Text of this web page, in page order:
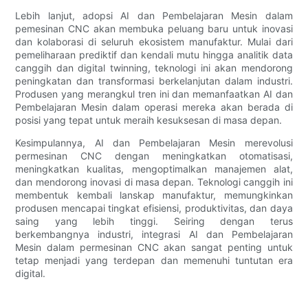
Lebih lanjut, adopsi AI dan Pembelajaran Mesin dalam
pemesinan CNC akan membuka peluang baru untuk inovasi
dan kolaborasi di seluruh ekosistem manufaktur. Mulai dari
pemeliharaan prediktif dan kendali mutu hingga analitik data
canggih dan digital twinning, teknologi ini akan mendorong
peningkatan dan transformasi berkelanjutan dalam industri.
Produsen yang merangkul tren ini dan memanfaatkan AI dan
Pembelajaran Mesin dalam operasi mereka akan berada di
posisi yang tepat untuk meraih kesuksesan di masa depan.
Kesimpulannya, AI dan Pembelajaran Mesin merevolusi
permesinan CNC dengan meningkatkan otomatisasi,
meningkatkan kualitas, mengoptimalkan manajemen alat,
dan mendorong inovasi di masa depan. Teknologi canggih ini
membentuk kembali lanskap manufaktur, memungkinkan
produsen mencapai tingkat efisiensi, produktivitas, dan daya
saing yang lebih tinggi. Seiring dengan terus
berkembangnya industri, integrasi AI dan Pembelajaran
Mesin dalam permesinan CNC akan sangat penting untuk
tetap menjadi yang terdepan dan memenuhi tuntutan era
digital.